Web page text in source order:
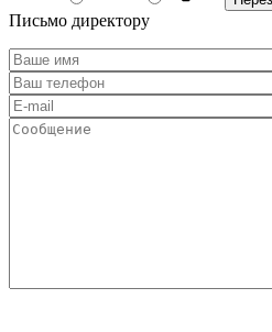
Письмо директору